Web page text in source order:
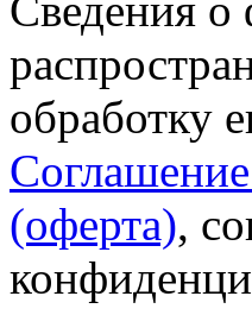
Сведения о
обработку
(оферта),